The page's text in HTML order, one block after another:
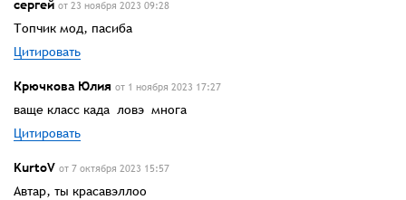
сергей от 23 ноября 2023 09:28
Топчик мод, пасиба
Цитировать
Крючкова Юлия от 1 ноября 2023 17:27
ваще класс када ловэ многа
Цитировать
KurtoV от 7 октября 2023 15:57
Автар, ты красавэллоо